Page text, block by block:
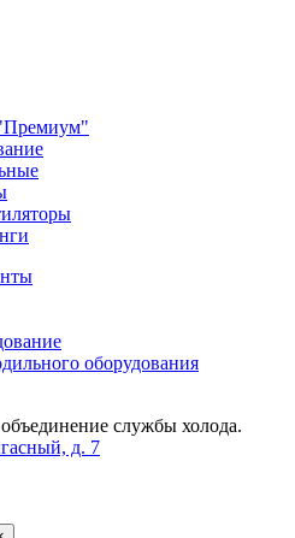
оборудования
службы холода.
д. 7